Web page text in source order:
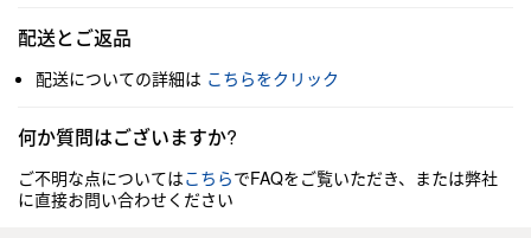
配送とご返品
配送についての詳細は こちらをクリック
何か質問はございますか?
ご不明な点についてはこちらでFAQをご覧いただき、または弊社
に直接お問い合わせください